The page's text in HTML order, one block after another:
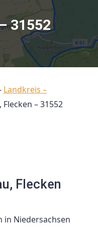
31552
Landkreis –
Flecken – 31552
Flecken
in Niedersachsen